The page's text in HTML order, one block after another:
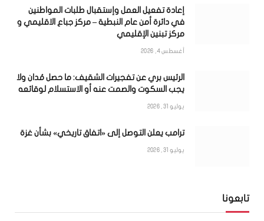
إعادة تفعيل العمل وإستقبال طلبات المواطنين
في دائرة أمن عام النبطية – مركز جباع الاقليمي و
مركز تبنين الإقليمي
أغسطس 4, 2026
الرئيس بري عن تفجيرات الشقيف: ما حصل مُدان ولا
يجب السكوت والصمت عنه أو الاستسلام لوقائعه
يوليو 31, 2026
ترامب يعلن التوصل إلى «اتفاق تاريخي» بشأن غزة
يوليو 31, 2026
تابعونا